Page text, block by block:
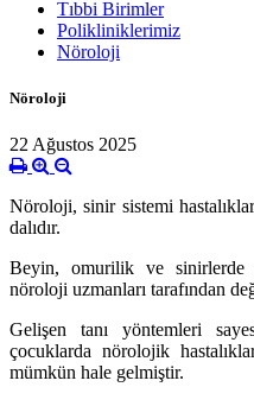
Tıbbi Birimler
Polikliniklerimiz
Nöroloji
Nöroloji
22 Ağustos 2025
Nöroloji, sinir sistemi
dalıdır.
Beyin, omurilik ve sinirlerde
nöroloji uzmanları tarafından
Gelişen tanı yöntemleri
çocuklarda nörolojik
mümkün hale gelmiştir.